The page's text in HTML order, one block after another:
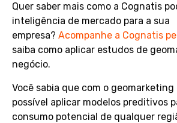
Quer saber mais como a Cognatis
inteligência de mercado para a sua
empresa? Acompanhe a Cognatis
saiba como aplicar estudos de
negócio.
Você sabia que com o geomarketing
possível aplicar modelos preditivos
consumo potencial de qualquer